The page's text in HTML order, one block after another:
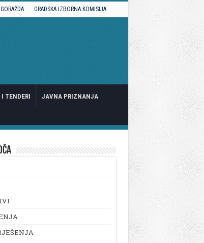
GRADSKA IZBORNA KOMISIJA
TENDERI JAVNA PRIZNANJA